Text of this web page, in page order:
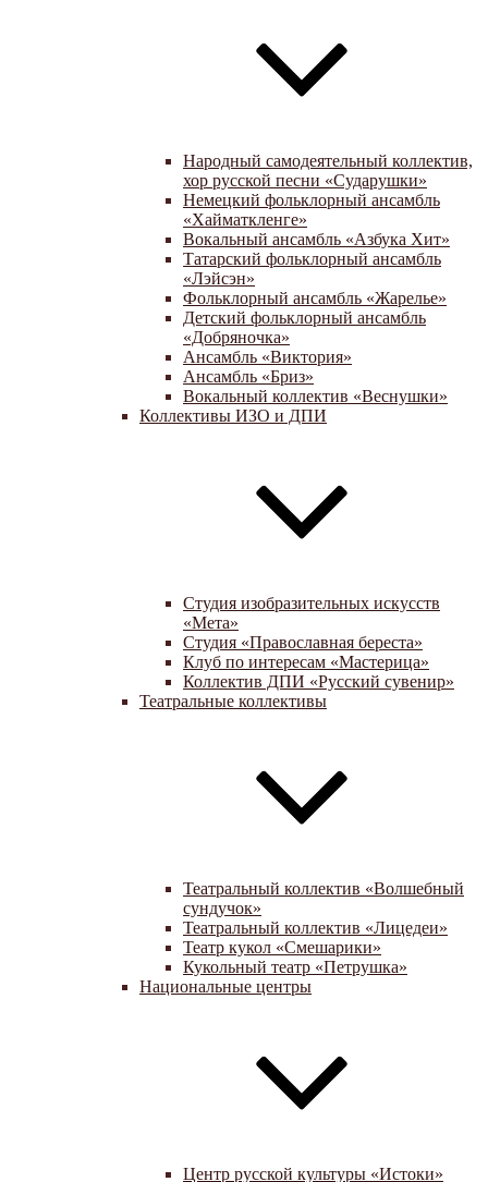
Народный самодеятельный коллектив,
хор русской песни «Сударушки»
Немецкий фольклорный ансамбль
«Хайматкленге»
Вокальный ансамбль «Азбука Хит»
Татарский фольклорный ансамбль
«Лэйсэн»
Фольклорный ансамбль «Жарелье»
Детский фольклорный ансамбль
«Добряночка»
Ансамбль «Виктория»
Ансамбль «Бриз»
Вокальный коллектив «Веснушки»
Коллективы ИЗО и ДПИ
Студия изобразительных искусств
«Мета»
Студия «Православная береста»
Клуб по интересам «Мастерица»
Коллектив ДПИ «Русский сувенир»
Театральные коллективы
Театральный коллектив «Волшебный
сундучок»
Театральный коллектив «Лицедеи»
Театр кукол «Смешарики»
Кукольный театр «Петрушка»
Национальные центры
Центр русской культуры «Истоки»